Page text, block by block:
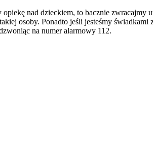
nad dzieckiem, to bacznie zwracajmy
osoby. Ponadto jeśli jesteśmy
na numer alarmowy 112.